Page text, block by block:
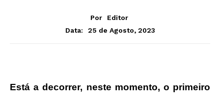
Por
Editor
Data:
25 de Agosto, 2023
Está a decorrer, neste momento, o primeiro